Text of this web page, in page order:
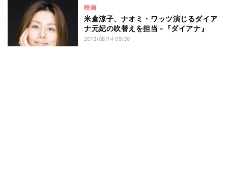
映画
米倉涼子、ナオミ・ワッツ演じるダイア
ナ元妃の吹替えを担当 -『ダイアナ』
2013/08/14 09:30